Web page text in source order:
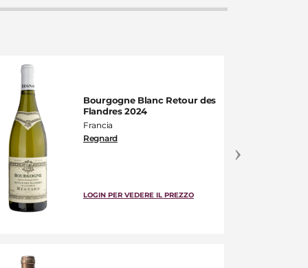
Bourgogne Blanc Retour des
Flandres 2024
Francia
Regnard
LOGIN PER VEDERE IL PREZZO